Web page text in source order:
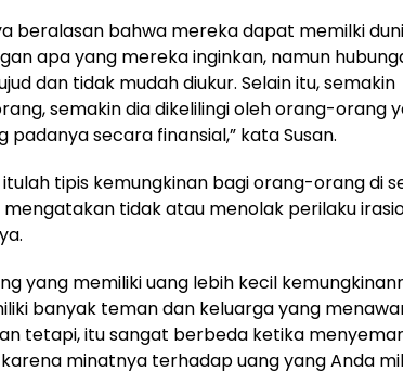
beralasan bahwa mereka dapat memilki
apa yang mereka inginkan, namun
dan tidak mudah diukur. Selain itu, semakin
semakin dia dikelilingi oleh orang-orang
padanya secara finansial,” kata Susan.
tipis kemungkinan bagi orang-orang di
mengatakan tidak atau menolak perilaku
yang memiliki uang lebih kecil
banyak teman dan keluarga yang
tetapi, itu sangat berbeda ketika
minatnya terhadap uang yang Anda